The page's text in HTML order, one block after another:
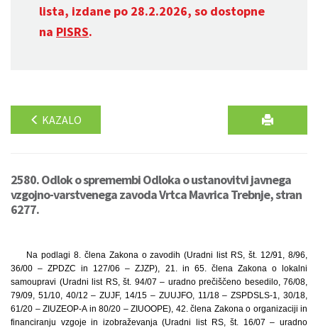
lista, izdane po 28.2.2026, so dostopne
na PISRS.
KAZALO
2580. Odlok o spremembi Odloka o ustanovitvi javnega
vzgojno-varstvenega zavoda Vrtca Mavrica Trebnje, stran
6277.
Na podlagi 8. člena Zakona o zavodih (Uradni list RS, št. 12/91, 8/96,
36/00 – ZPDZC in 127/06 – ZJZP), 21. in 65. člena Zakona o lokalni
samoupravi (Uradni list RS, št. 94/07 – uradno prečiščeno besedilo, 76/08,
79/09, 51/10, 40/12 – ZUJF, 14/15 – ZUUJFO, 11/18 – ZSPDSLS-1, 30/18,
61/20 – ZIUZEOP-A in 80/20 – ZIUOOPE), 42. člena Zakona o organizaciji in
financiranju vzgoje in izobraževanja (Uradni list RS, št. 16/07 – uradno